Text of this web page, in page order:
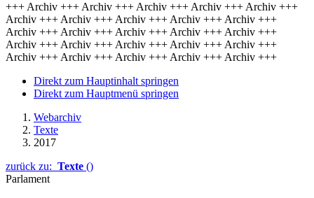
+++ Archiv +++ Archiv +++ Archiv +++ Archiv +++ Archiv +++
Archiv +++ Archiv +++ Archiv +++ Archiv +++ Archiv +++
Archiv +++ Archiv +++ Archiv +++ Archiv +++ Archiv +++
Archiv +++ Archiv +++ Archiv +++ Archiv +++ Archiv +++
Archiv +++ Archiv +++ Archiv +++ Archiv +++ Archiv +++
Direkt zum Hauptinhalt springen
Direkt zum Hauptmenü springen
Webarchiv
Texte
2017
zurück zu: Texte ()
Parlament